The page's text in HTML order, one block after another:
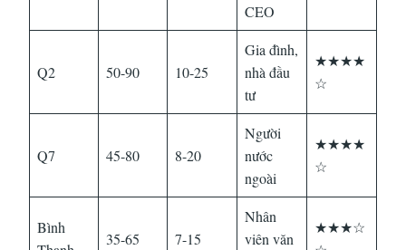
CEO
Q2 50-90 10-25
Gia đình,
nhà đầu
tư
★★★★
☆
Q7 45-80 8-20
Người
nước
ngoài
★★★★
☆
Bình
35-65 7-15
Nhân
viên văn
★★★☆